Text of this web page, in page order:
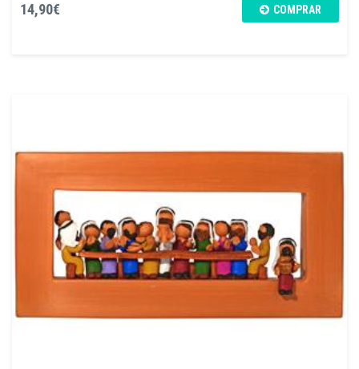
14,90€ COMPRAR